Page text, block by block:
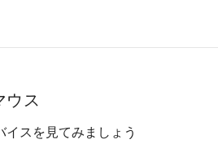
ウス
スを見てみましょう